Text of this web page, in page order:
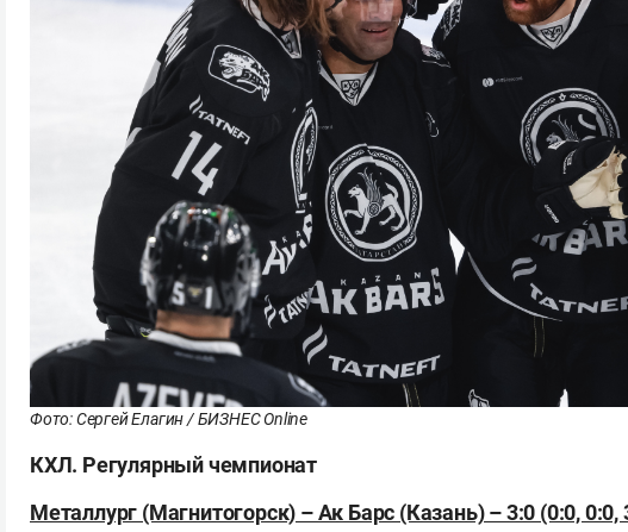
Фото: Сергей Елагин / БИЗНЕС Online
КХЛ. Регулярный чемпионат
Металлург (Магнитогорск) – Ак Барс (Казань) – 3:0 (0:0, 0:0,